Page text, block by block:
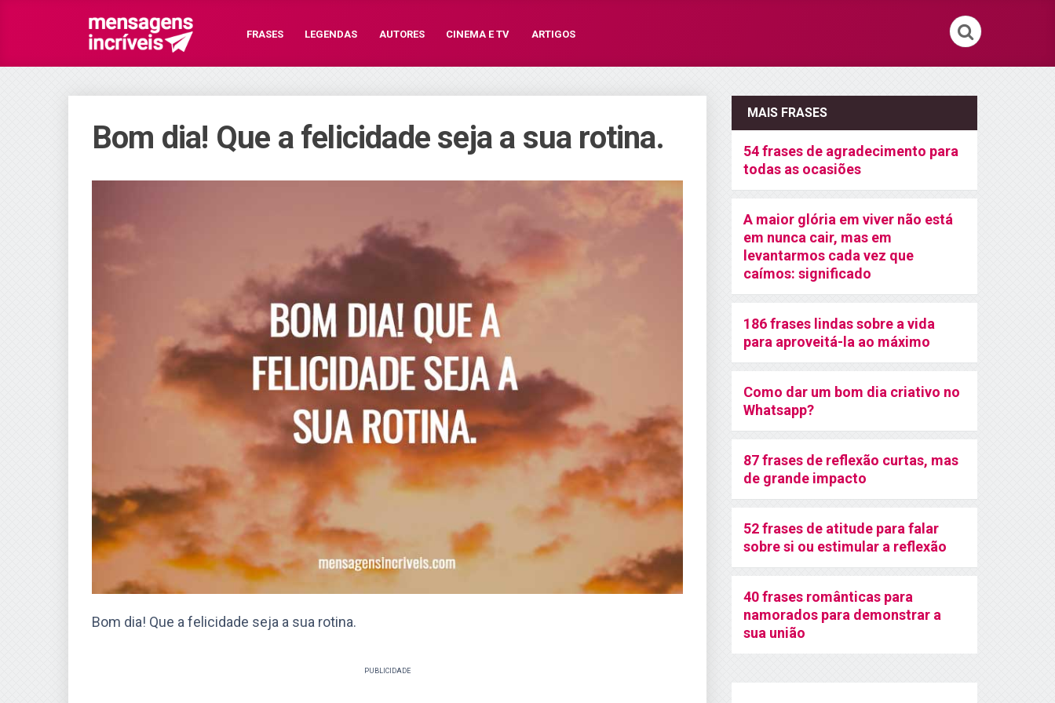
FRASES LEGENDAS AUTORES CINEMA E TV ARTIGOS
Bom dia! Que a felicidade seja a sua rotina.
Bom dia! Que a felicidade seja a sua rotina.
PUBLICIDADE
MAIS FRASES
54 frases de agradecimento para
todas as ocasiões
A maior glória em viver não está
em nunca cair, mas em
levantarmos cada vez que
caímos: significado
186 frases lindas sobre a vida
para aproveitá-la ao máximo
Como dar um bom dia criativo no
Whatsapp?
87 frases de reflexão curtas, mas
de grande impacto
52 frases de atitude para falar
sobre si ou estimular a reflexão
40 frases românticas para
namorados para demonstrar a
sua união